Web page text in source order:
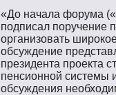
«До начала форума («
подписал поручение
организовать
обсуждение
президента проекта
пенсионной системы
обсуждения